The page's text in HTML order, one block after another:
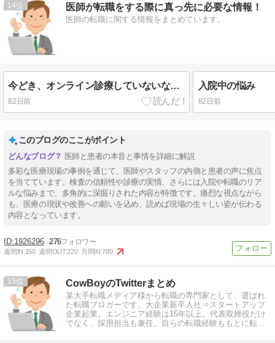
14 医師が転職をする際に真っ先に必要な情報！
医師の転職に関する情報をまとめています。
今どき、オンライン診療していないなんてオワコン
82日前
入院中の悩み
82日前
このブログのここがポイント
医師と患者の本音と事情を詳細に解説
多彩な医療現場の事例を通じて、医師やスタッフの内側と患者の声に焦点
を当てています。検査の信頼性や診療の実情、さらには入院や転職のリア
ルな悩みまで、多角的に深掘りされた内容が特徴です。痛烈な視点ながら
も、医療の現状や改善への願いを込め、読めば現場の生々しい姿が伝わる
内容となっています。
1926296 276
週間IN:150 週間OUT:220 月間IN:780
15 CowBoyのTwitterまとめ
某大手転職メディア様から転職の専門家として、選ばれ
た転職ブロガーです。大企業新卒入社⇒スタートアップ
企業起業。エンジニア経験は15年以上。代表取締役だけ
でなく、採用担当も兼任。自らの転職経験ももとに転職